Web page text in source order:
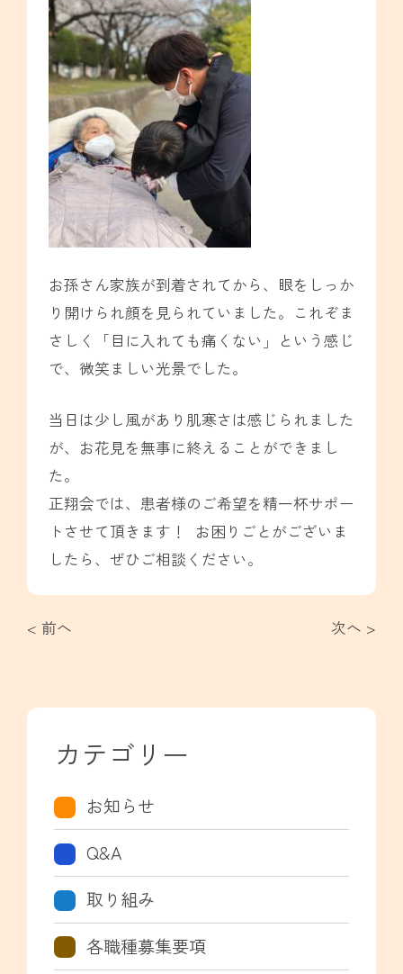
お孫さん家族が到着されてから、眼をしっか
り開けられ顔を見られていました。これぞま
さしく「目に入れても痛くない」という感じ
で、微笑ましい光景でした。
当日は少し風があり肌寒さは感じられました
が、お花見を無事に終えることができまし
た。
正翔会では、患者様のご希望を精一杯サポー
トさせて頂きます！ お困りごとがございま
したら、ぜひご相談ください。
< 前へ 次へ >
カテゴリー
お知らせ
Q&A
取り組み
各職種募集要項